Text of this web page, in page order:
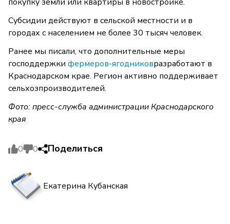
Субсидии действуют в сельской местности и в
городах с населением не более 30 тысяч человек.
Ранее мы писали, что дополнительные меры
господдержки фермеров-ягодниковразработают в
Краснодарском крае. Регион активно поддерживает
сельхозпроизводителей.
Фото: пресс-служба администрации Краснодарского
края
0 0 Поделиться
Екатерина Кубанская